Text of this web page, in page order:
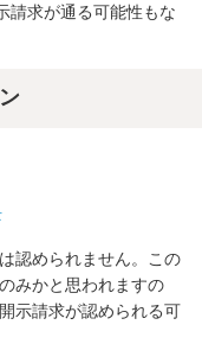
請求が通る可能性もな
認められません。この
みかと思われますの
示請求が認められる可